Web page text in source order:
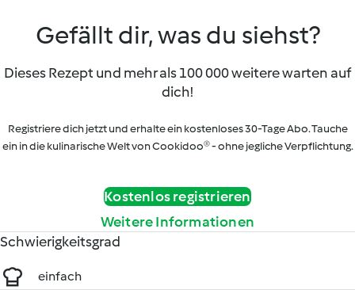
Gefällt dir, was du siehst?
Dieses Rezept und mehr als 100 000 weitere warten auf
dich!
Registriere dich jetzt und erhalte ein kostenloses 30-Tage Abo. Tauche
ein in die kulinarische Welt von Cookidoo® - ohne jegliche Verpflichtung.
Kostenlos registrieren
Weitere Informationen
Schwierigkeitsgrad
einfach